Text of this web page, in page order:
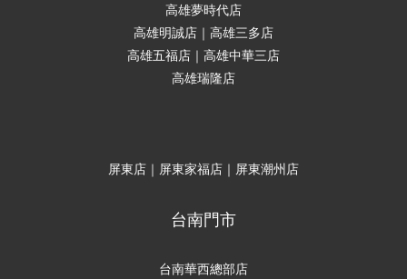
高雄夢時代店
高雄明誠店｜高雄三多店
高雄五福店｜高雄中華三店
高雄瑞隆店
屏東店｜屏東家福店｜屏東潮州店
台南門市
台南華西總部店